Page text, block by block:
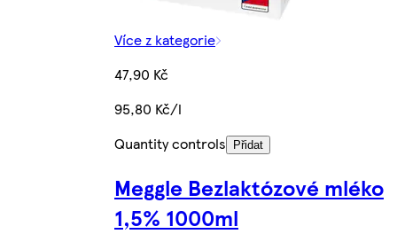
Více z kategorie
47,90 Kč
95,80 Kč/l
Quantity controls
Přidat
Meggle Bezlaktózové mléko
1,5% 1000ml